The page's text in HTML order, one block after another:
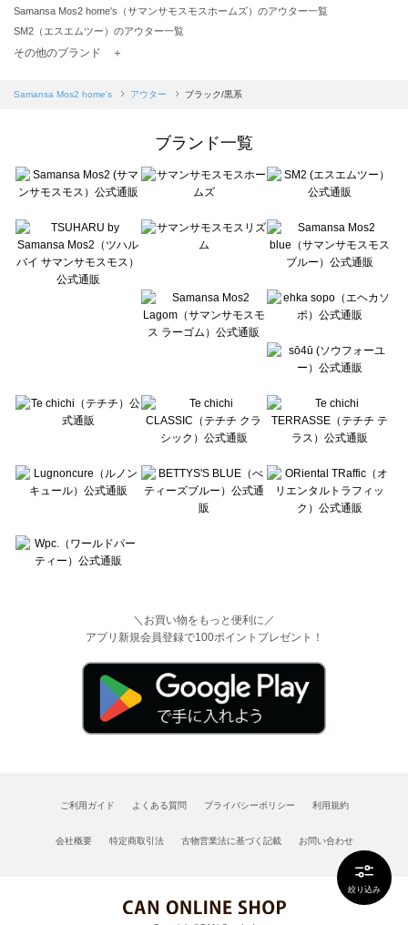
絞り込み
Samansa Mos2 home's（サマンサモスモスホームズ）のアウター一覧
SM2（エスエムツー）のアウター一覧
TSUHARU by Samansa Mos2（ツハルバイサマンサモスモス）のアウター一覧
Samansa Mos2 blue（サマンサモスモス ブルー）のアウター一覧
sō4ū（ソウフォーユー）のアウター一覧
Te chichi（テチチ）のアウター一覧
Te chichi CLASSIC（テチチ クラシック）のアウター一覧
Lugnoncure（ルノンキュール）のアウター一覧
BETTY'S BLUE（べティーズブルー）のアウター一覧
Wpc.（ワールドパーティー）のアウター一覧
その他のブランド ＋
Samansa Mos2 home's アウター ブラック/黒系
ブランド一覧
＼お買い物をもっと便利に／
アプリ新規会員登録で100ポイントプレゼント！
ご利用ガイド よくある質問 プライバシーポリシー 利用規約
会社概要 特定商取引法 古物営業法に基づく記載 お問い合わせ